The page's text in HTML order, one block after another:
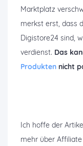
Marktplatz
merkst erst, dass
Digistore24 sind,
verdienst. Das
Produkten nicht
Ich hoffe der
mehr über